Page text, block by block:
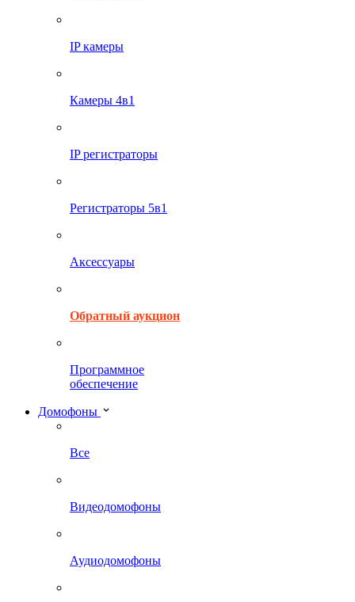
IP камеры
Камеры 4в1
IP регистраторы
Регистраторы 5в1
Аксессуары
Обратный аукцион
Программное
обеспечение
Домофоны
Все
Видеодомофоны
Аудиодомофоны